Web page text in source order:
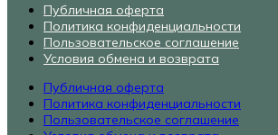
Публичная оферта
Политика конфиденциальности
Пользовательское соглашение
Условия обмена и возврата
Публичная оферта
Политика конфиденциальности
Пользовательское соглашение